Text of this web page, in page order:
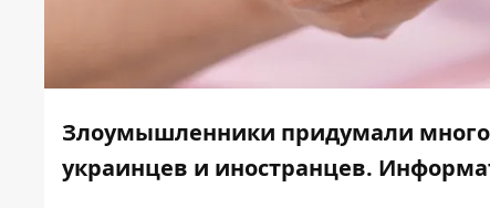
Злоумышленники придумали много
украинцев и иностранцев.